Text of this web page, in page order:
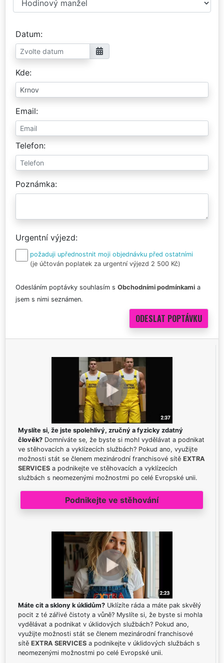
Datum
Kde
Email
Telefon
Poznámka
Urgentní výjezd
požaduji upřednostnit moji objednávku před ostatními
(je účtován poplatek za urgentní výjezd 2 500 Kč)
Odesláním poptávky souhlasím s Obchodními podmínkami a
jsem s nimi seznámen.
Myslíte si, že jste spolehlivý, zručný a fyzicky zdatný
člověk? Domníváte se, že byste si mohl vydělávat a podnikat
ve stěhovacích a vyklízecích službách? Pokud ano, využijte
možnosti stát se členem mezinárodní franchisové sítě EXTRA
SERVICES a podnikejte ve stěhovacích a vyklízecích
službách s neomezenými možnostmi po celé Evropské unii.
Podnikejte ve stěhování
Máte cit a sklony k úklidům? Uklízíte ráda a máte pak skvělý
pocit z té zářivé čistoty a vůně? Myslíte si, že byste si mohla
vydělávat a podnikat v úklidových službách? Pokud ano,
využijte možnosti stát se členem mezinárodní franchisové
sítě EXTRA SERVICES a podnikejte v úklidových službách s
neomezenými možnostmi po celé Evropské unii.